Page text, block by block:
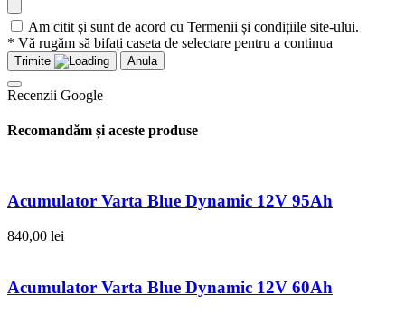
Am citit și sunt de acord cu Termenii și condițiile site-ului.
* Vă rugăm să bifați caseta de selectare pentru a continua
Trimite Anula
Recenzii Google
Recomandăm și aceste produse
Acumulator Varta Blue Dynamic 12V 95Ah
840,00 lei
Acumulator Varta Blue Dynamic 12V 60Ah